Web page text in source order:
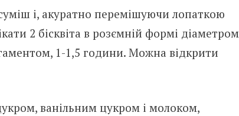
і, акуратно перемішуючи лопаткою
2 бісквіта в розємній формі діаметром
1-1,5 години. Можна відкрити
ванільним цукром і молоком,